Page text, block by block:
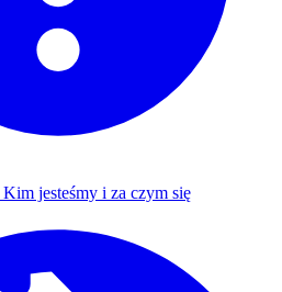
Kim jesteśmy i za czym się